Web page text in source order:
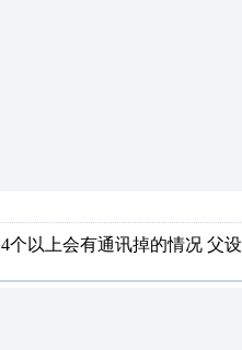
个以上会有通讯掉的情况 父